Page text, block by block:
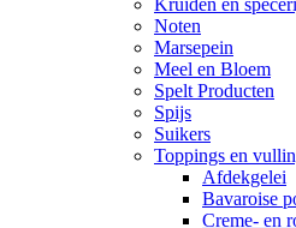
Kruiden en
Noten
Marsepein
Meel en Bloem
Spelt Producten
Spijs
Suikers
Toppings en
Afdekgelei
Bavaroise
Creme- en